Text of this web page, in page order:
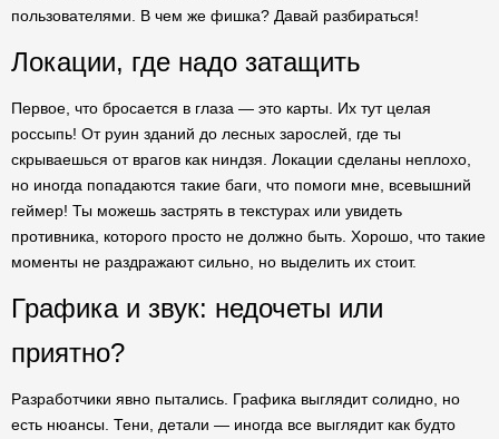
пользователями. В чем же фишка? Давай разбираться!
Локации, где надо затащить
Первое, что бросается в глаза — это карты. Их тут целая
россыпь! От руин зданий до лесных зарослей, где ты
скрываешься от врагов как ниндзя. Локации сделаны неплохо,
но иногда попадаются такие баги, что помоги мне, всевышний
геймер! Ты можешь застрять в текстурах или увидеть
противника, которого просто не должно быть. Хорошо, что такие
моменты не раздражают сильно, но выделить их стоит.
Графика и звук: недочеты или
приятно?
Разработчики явно пытались. Графика выглядит солидно, но
есть нюансы. Тени, детали — иногда все выглядит как будто